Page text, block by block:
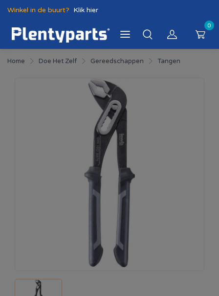
Winkel in de buurt? Klik hier
0
Home Doe Het Zelf Gereedschappen Tangen